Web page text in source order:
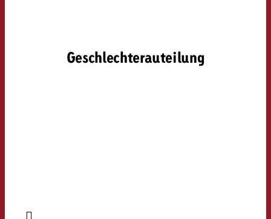
Geschlechterauteilung